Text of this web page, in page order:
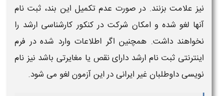
نیز علامت بزنند. در صورت عدم تکمیل این بند، ثبت نام
آنها لغو شده و امکان شرکت در کنکور کارشناسیارشد را
نخواهند داشت. همچنین اگر اطلاعات وارد شده در فرم
اینترنتی ثبت نام ارشد دارای نقص یا مغایرتی باشد نیز نام
نویسی داوطلبان غیر ایرانی در این آزمون لغو می شود.